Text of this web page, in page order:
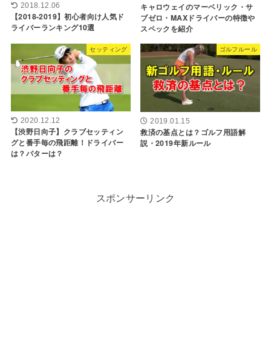
2018.12.06
【2018-2019】初心者向け人気ド
ライバーランキング10選
キャロウェイのマーベリック・サ
ブゼロ・MAXドライバーの特徴や
スペックを紹介
セッティング
2020.12.12
【渋野日向子】クラブセッティン
グと番手毎の飛距離！ドライバー
は？パターは？
ゴルフルール
2019.01.15
救済の基点とは？ゴルフ用語解
説・2019年新ルール
スポンサーリンク